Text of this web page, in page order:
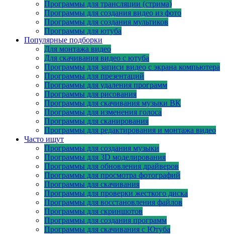
Программы для трансляции (стрима)
Программы для создания видео из фото
Программы для создания мультиков
Программы для ютуба
Популярные подборки
Для монтажа видео
Для скачивания видео с ютуба
Программы для записи видео с экрана компьютера
Программы для презентаций
Программы для удаления программ
Программы для рисования
Программы для скачивания музыки ВК
Программы для изменения голоса
Программы для сканирования
Программы для редактирования и монтажа видео
Часто ищут
Программы для создания музыки
Программы для 3D моделирования
Программы для обновления драйверов
Программы для просмотра фотографий
Программы для скачивания
Программы для проверки жесткого диска
Программы для восстановления файлов
Программы для скриншотов
Программы для создания программ
Программы для скачивания с Ютуба